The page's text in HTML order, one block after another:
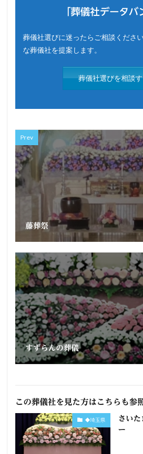
「葬儀社データバ
葬儀社選びに迷ったらご相談くださ
な葬儀社を提案します。
葬儀社選びを相談
Prev
藤葬祭
すずらんの葬儀
この葬儀社を見た方はこちらも参
◆埼玉県
さい
ー